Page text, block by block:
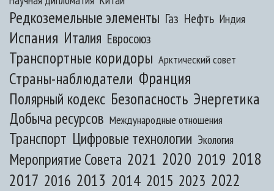
Редкоземельные элементы Газ Нефть Индия
Испания Италия Евросоюз
Транспортные коридоры Арктический совет
Страны-наблюдатели Франция
Полярный кодекс Безопасность Энергетика
Добыча ресурсов Международные отношения
Транспорт Цифровые технологии Экология
Мероприятие Совета 2021 2020 2019 2018
2017 2016 2013 2014 2015 2023 2022